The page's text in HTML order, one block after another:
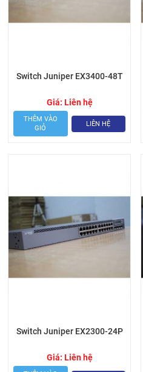
Switch Juniper EX3400-48T
Giá: Liên hệ
THÊM VÀO
GIỎ
LIÊN HỆ
Switch Juniper EX2300-24P
Giá: Liên hệ